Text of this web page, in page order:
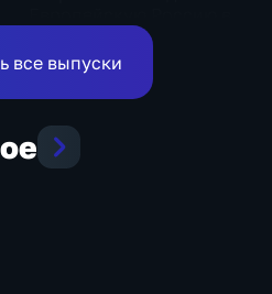
оставшиеся дни недели
все выпуски